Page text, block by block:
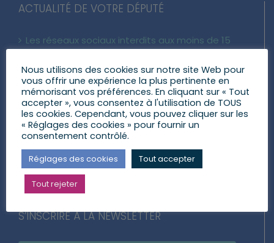
ACTUALITÉ DE VOTRE DÉPUTÉ
Les réseaux sociaux interdits aux moins de 15
ans : ce qui change vraiment
24 juillet 2026
Loi d’urgence agricole : pourquoi j’ai voté pour ce
texte
22 juillet 2026
Agenda du lundi 20 juillet au dimanche 26 juillet
2026
20 juillet 2026
S’INSCRIRE À LA NEWSLETTER
Nous utilisons des cookies sur notre site Web pour
vous offrir une expérience la plus pertinente en
mémorisant vos préférences. En cliquant sur « Tout
accepter », vous consentez à l'utilisation de TOUS
les cookies. Cependant, vous pouvez cliquer sur les
« Réglages des cookies » pour fournir un
consentement contrôlé.
Réglages des cookies Tout accepter
Tout rejeter